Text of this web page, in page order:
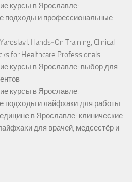
курсы в Ярославле:
подходы и профессиональные
Hands‑On Training, Clinical
for Healthcare Professionals
курсы в Ярославле: выбор для
курсы в Ярославле:
подходы и лайфхаки для работы
в Ярославле: клинические
для врачей, медсестёр и